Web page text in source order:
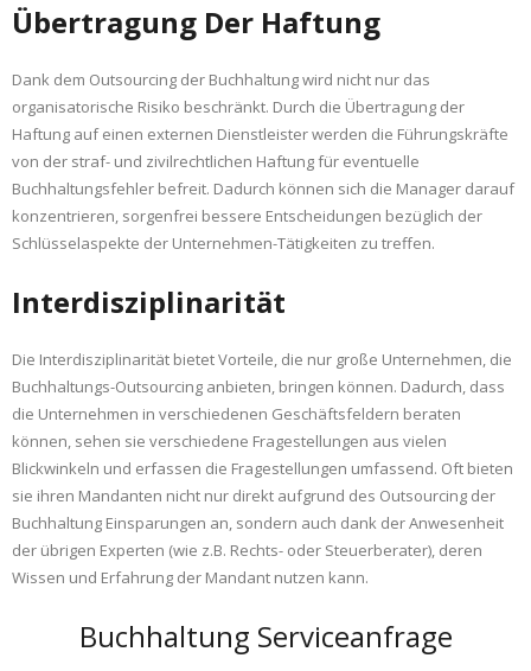
Übertragung Der Haftung
Dank dem Outsourcing der Buchhaltung wird nicht nur das
organisatorische Risiko beschränkt. Durch die Übertragung der
Haftung auf einen externen Dienstleister werden die Führungskräfte
von der straf- und zivilrechtlichen Haftung für eventuelle
Buchhaltungsfehler befreit. Dadurch können sich die Manager darauf
konzentrieren, sorgenfrei bessere Entscheidungen bezüglich der
Schlüsselaspekte der Unternehmen-Tätigkeiten zu treffen.
Interdisziplinarität
Die Interdisziplinarität bietet Vorteile, die nur große Unternehmen, die
Buchhaltungs-Outsourcing anbieten, bringen können. Dadurch, dass
die Unternehmen in verschiedenen Geschäftsfeldern beraten
können, sehen sie verschiedene Fragestellungen aus vielen
Blickwinkeln und erfassen die Fragestellungen umfassend. Oft bieten
sie ihren Mandanten nicht nur direkt aufgrund des Outsourcing der
Buchhaltung Einsparungen an, sondern auch dank der Anwesenheit
der übrigen Experten (wie z.B. Rechts- oder Steuerberater), deren
Wissen und Erfahrung der Mandant nutzen kann.
Buchhaltung Serviceanfrage